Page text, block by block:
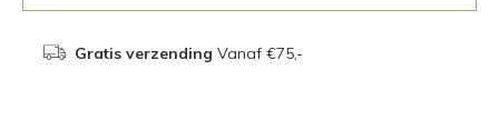
Gratis verzending Vanaf €75,-